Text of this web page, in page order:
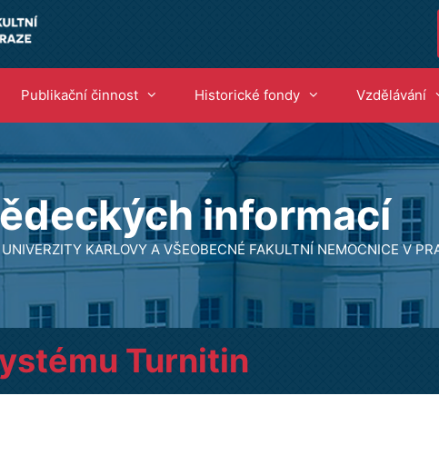
Publikační činnost Historické fondy Vzdělávání
informací
KARLOVY A VŠEOBECNÉ FAKULTNÍ NEMOCNICE V
Turnitin